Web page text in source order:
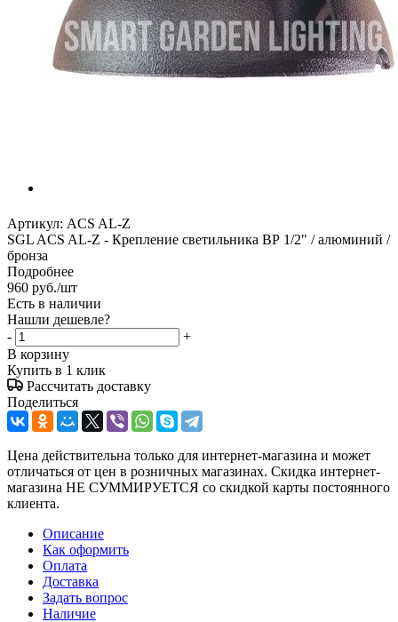
Артикул: ACS AL-Z
SGL ACS AL-Z - Крепление светильника ВР 1/2" / алюминий /
бронза
Подробнее
960 руб./шт
Есть в наличии
Нашли дешевле?
-
+
В корзину
Купить в 1 клик
Рассчитать доставку
Поделиться
Цена действительна только для интернет-магазина и может
отличаться от цен в розничных магазинах. Скидка интернет-
магазина НЕ СУММИРУЕТСЯ со скидкой карты постоянного
клиента.
Описание
Как оформить
Оплата
Доставка
Задать вопрос
Наличие